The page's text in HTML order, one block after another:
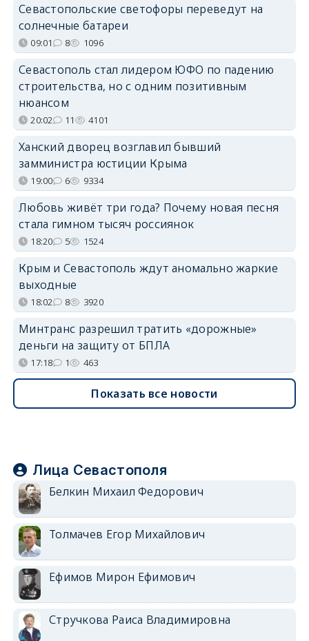
Севастопольские светофоры переведут на
солнечные батареи
09:01 8 1096
Севастополь стал лидером ЮФО по падению
строительства, но с одним позитивным
нюансом
20:02 11 4101
Ханский дворец возглавил бывший
замминистра юстиции Крыма
19:00 6 9334
Любовь живёт три года? Почему новая песня
стала гимном тысяч россиянок
18:20 5 1524
Крым и Севастополь ждут аномально жаркие
выходные
18:02 8 3920
Минтранс разрешил тратить «дорожные»
деньги на защиту от БПЛА
17:18 1 463
Показать все новости
Лица Севастополя
Белкин Михаил Федорович
Толмачев Егор Михайлович
Ефимов Мирон Ефимович
Стручкова Раиса Владимировна